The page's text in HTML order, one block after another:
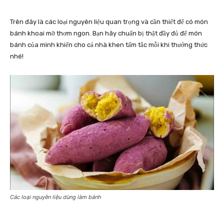
Trên đây là các loại nguyên liệu quan trọng và cần thiết để có món
bánh khoai mỡ thơm ngon. Bạn hãy chuẩn bị thật đầy đủ để món
bánh của mình khiến cho cả nhà khen tấm tắc mỗi khi thưởng thức
nhé!
Các loại nguyên liệu dùng làm bánh